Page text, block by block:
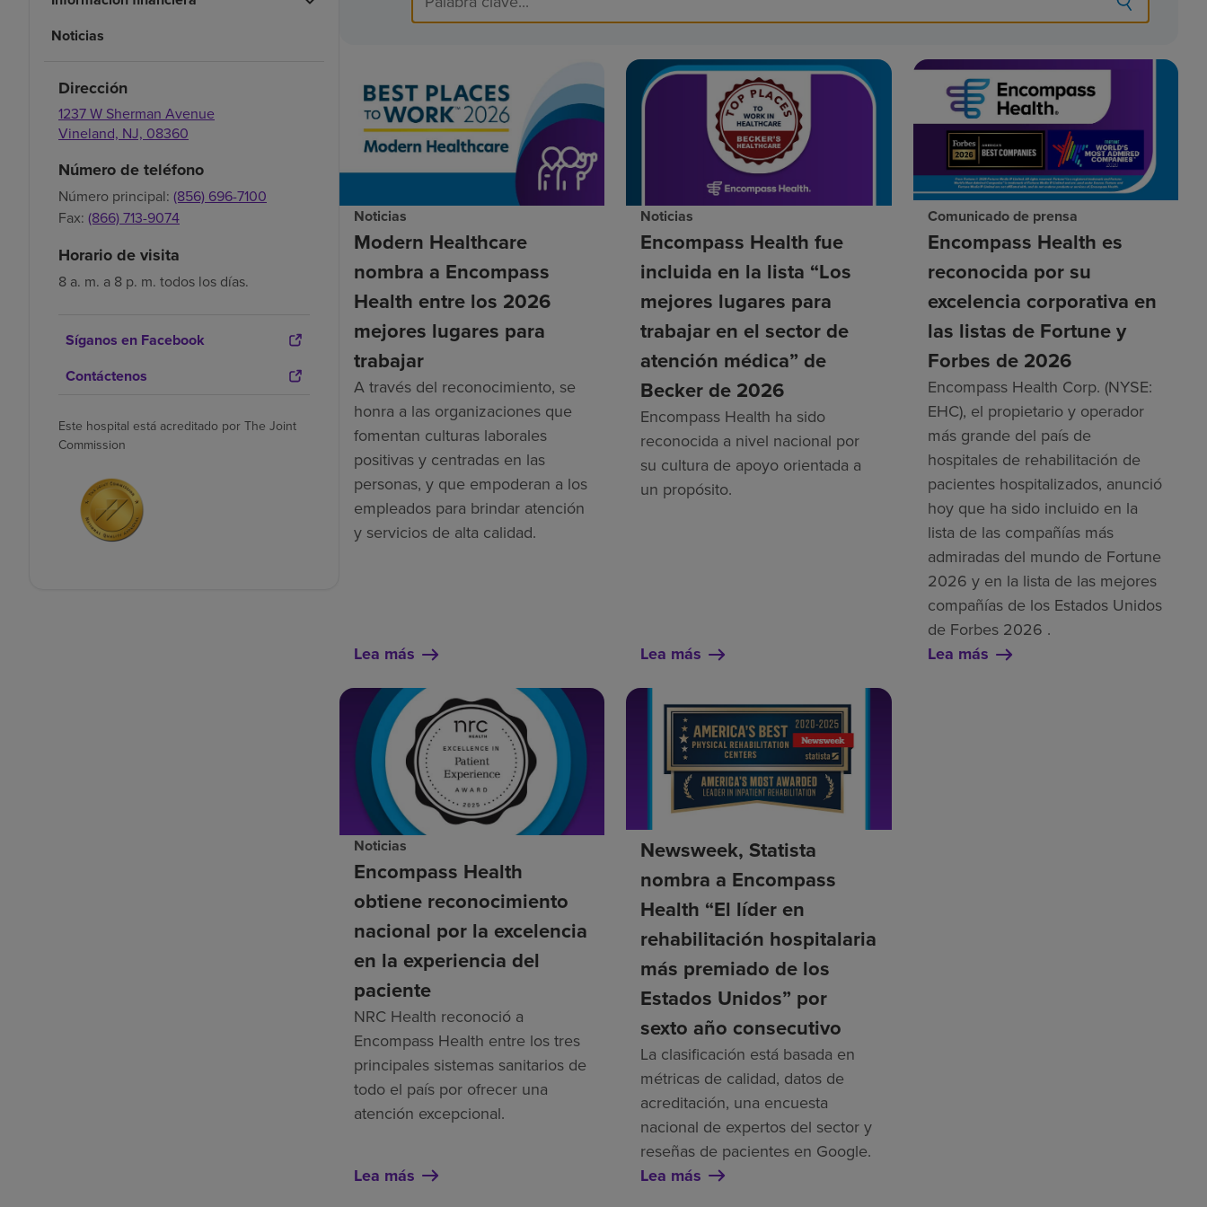
Noticias
Dirección
1237 W Sherman Avenue
Vineland, NJ, 08360
Número de teléfono
Número principal: (856) 696-7100
Fax: (866) 713-9074
Horario de visita
8 a. m. a 8 p. m. todos los días.
Síganos en Facebook
Contáctenos
Este hospital está acreditado por The Joint
Commission
Noticias
Modern Healthcare
nombra a Encompass
Health entre los 2026
mejores lugares para
trabajar
A través del reconocimiento, se
honra a las organizaciones que
fomentan culturas laborales
positivas y centradas en las
personas, y que empoderan a los
empleados para brindar atención
y servicios de alta calidad.
Lea más
Noticias
Encompass Health fue
incluida en la lista “Los
mejores lugares para
trabajar en el sector de
atención médica” de
Becker de 2026
Encompass Health ha sido
reconocida a nivel nacional por
su cultura de apoyo orientada a
un propósito.
Lea más
Comunicado de prensa
Encompass Health es
reconocida por su
excelencia corporativa en
las listas de Fortune y
Forbes de 2026
Encompass Health Corp. (NYSE:
EHC), el propietario y operador
más grande del país de
hospitales de rehabilitación de
pacientes hospitalizados, anunció
hoy que ha sido incluido en la
lista de las compañías más
admiradas del mundo de Fortune
2026 y en la lista de las mejores
compañías de los Estados Unidos
de Forbes 2026 .
Lea más
Noticias
Encompass Health
obtiene reconocimiento
nacional por la excelencia
en la experiencia del
paciente
NRC Health reconoció a
Encompass Health entre los tres
principales sistemas sanitarios de
todo el país por ofrecer una
atención excepcional.
Lea más
Newsweek, Statista
nombra a Encompass
Health “El líder en
rehabilitación hospitalaria
más premiado de los
Estados Unidos” por
sexto año consecutivo
La clasificación está basada en
métricas de calidad, datos de
acreditación, una encuesta
nacional de expertos del sector y
reseñas de pacientes en Google.
Lea más